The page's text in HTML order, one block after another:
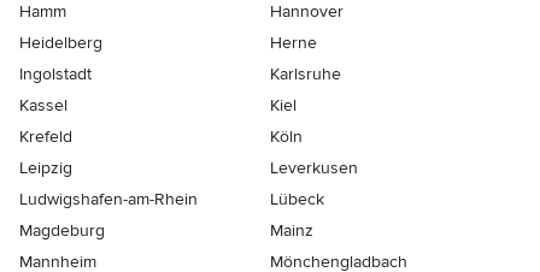
Hamm
Hannover
Heidelberg
Herne
Ingolstadt
Karlsruhe
Kassel
Kiel
Krefeld
Köln
Leipzig
Leverkusen
Ludwigshafen-am-Rhein
Lübeck
Magdeburg
Mainz
Mannheim
Mönchen­gladbach